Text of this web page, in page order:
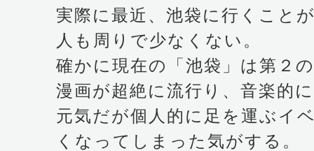
実際に最近、池袋に行くこと
人も周りで少なくない。
確かに現在の「池袋」は第２
漫画が超絶に流行り、音楽的
元気だが個人的に足を運ぶイ
くなってしまった気がする。